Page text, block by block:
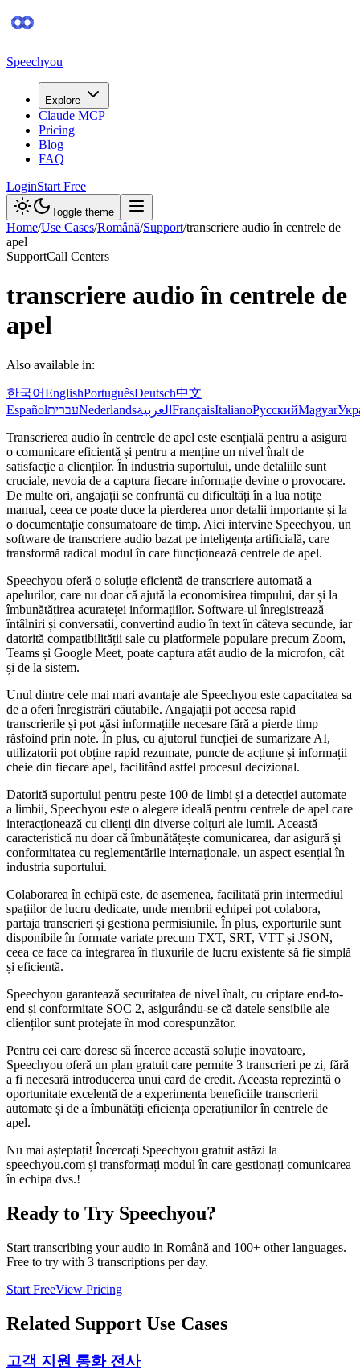
Speechyou
Explore
Claude MCP
Pricing
Blog
FAQ
LoginStart Free
Toggle theme
Home/Use Cases/Română/Support/transcriere audio în centrele de
apel
SupportCall Centers
transcriere audio în centrele de
apel
Also available in:
한국어EnglishPortuguêsDeutsch中文
EspañolעבריתNederlandsالعربية FrançaisItalianoРусскийMagyar
Transcrierea audio în centrele de apel este esențială pentru a asigura
o comunicare eficientă și pentru a menține un nivel înalt de
satisfacție a clienților. În industria suportului, unde detaliile sunt
cruciale, nevoia de a captura fiecare informație devine o provocare.
De multe ori, angajații se confruntă cu dificultăți în a lua notițe
manual, ceea ce poate duce la pierderea unor detalii importante și la
o documentație consumatoare de timp. Aici intervine Speechyou, un
software de transcriere audio bazat pe inteligența artificială, care
transformă radical modul în care funcționează centrele de apel.
Speechyou oferă o soluție eficientă de transcriere automată a
apelurilor, care nu doar că ajută la economisirea timpului, dar și la
îmbunătățirea acurateței informațiilor. Software-ul înregistrează
întâlniri și conversatii, convertind audio în text în câteva secunde, iar
datorită compatibilității sale cu platformele populare precum Zoom,
Teams și Google Meet, poate captura atât audio de la microfon, cât
și de la sistem.
Unul dintre cele mai mari avantaje ale Speechyou este capacitatea sa
de a oferi înregistrări căutabile. Angajații pot accesa rapid
transcrierile și pot găsi informațiile necesare fără a pierde timp
răsfoind prin note. În plus, cu ajutorul funcției de sumarizare AI,
utilizatorii pot obține rapid rezumate, puncte de acțiune și informații
cheie din fiecare apel, facilitând astfel procesul decizional.
Datorită suportului pentru peste 100 de limbi și a detecției automate
a limbii, Speechyou este o alegere ideală pentru centrele de apel care
interacționează cu clienți din diverse colțuri ale lumii. Această
caracteristică nu doar că îmbunătățește comunicarea, dar asigură și
conformitatea cu reglementările internaționale, un aspect esențial în
industria suportului.
Colaborarea în echipă este, de asemenea, facilitată prin intermediul
spațiilor de lucru dedicate, unde membrii echipei pot colabora,
partaja transcrieri și gestiona permisiunile. În plus, exporturile sunt
disponibile în formate variate precum TXT, SRT, VTT și JSON,
ceea ce face ca integrarea în fluxurile de lucru existente să fie simplă
și eficientă.
Speechyou garantează securitatea de nivel înalt, cu criptare end-to-
end și conformitate SOC 2, asigurându-se că datele sensibile ale
clienților sunt protejate în mod corespunzător.
Pentru cei care doresc să încerce această soluție inovatoare,
Speechyou oferă un plan gratuit care permite 3 transcrieri pe zi, fără
a fi necesară introducerea unui card de credit. Aceasta reprezintă o
oportunitate excelentă de a experimenta beneficiile transcrierii
automate și de a îmbunătăți eficiența operațiunilor în centrele de
apel.
Nu mai așteptați! Încercați Speechyou gratuit astăzi la
speechyou.com și transformați modul în care gestionați comunicarea
în echipa dvs.!
Ready to Try Speechyou?
Start transcribing your audio in Română and 100+ other languages.
Free to try with 3 transcriptions per day.
Start FreeView Pricing
Related Support Use Cases
고객 지원 통화 전사